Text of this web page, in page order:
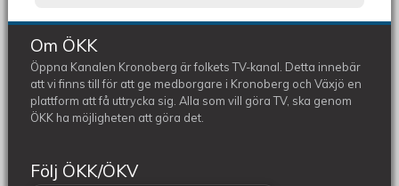
Om ÖKK
Öppna Kanalen Kronoberg är folkets TV-kanal. Detta innebär
att vi finns till för att ge medborgare i Kronoberg och Växjö en
plattform att få uttrycka sig. Alla som vill göra TV, ska genom
ÖKK ha möjligheten att göra det.
Följ ÖKK/ÖKV